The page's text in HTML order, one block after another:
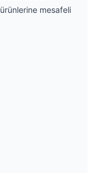
mesafeli